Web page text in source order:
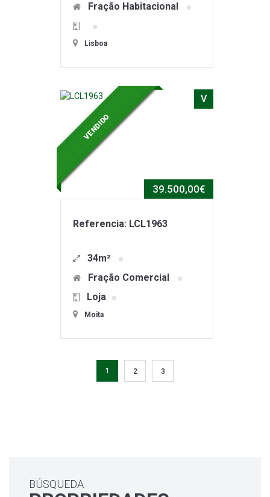
Fração Habitacional
Lisboa
V
39.500,00€
VENDIDO
Referencia: LCL1963
34m²
Fração Comercial
Loja
Moita
1 2 3
BÚSQUEDA